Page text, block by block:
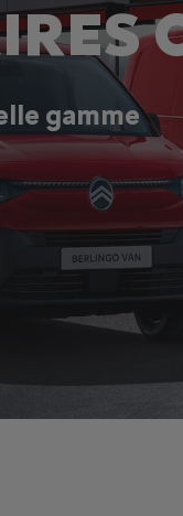
gamme